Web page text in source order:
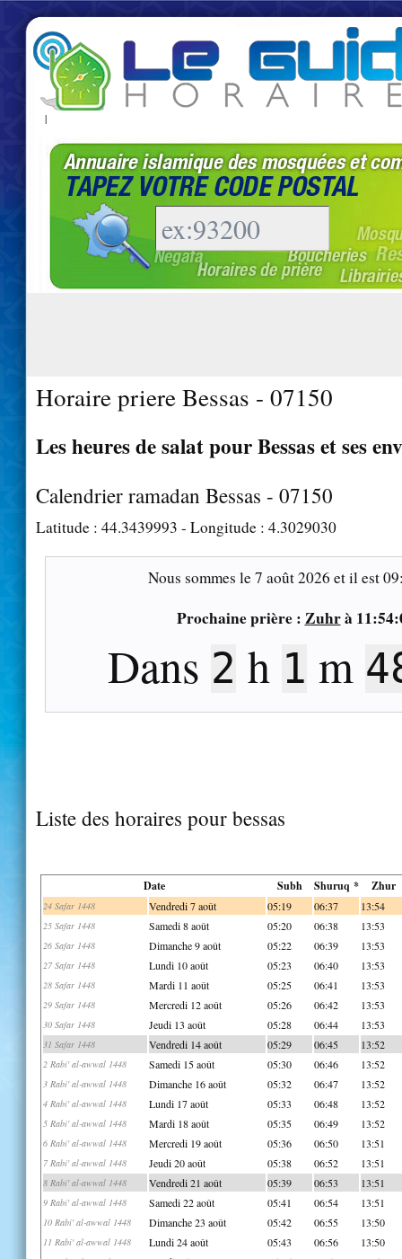
|
Horaire priere Bessas - 07150
Les heures de salat pour Bessas et ses
Calendrier ramadan Bessas - 07150
Latitude : 44.3439993 - Longitude : 4.3029030
Nous sommes le7 août 2026 et il est
Prochaine prière : Zuhrà
Dans 2 h 1 m
Liste des horaires pour bessas
Date Subh Shuruq * Zhur
24 Safar 1448 Vendredi 7 août 05:19 06:37 13:54
25 Safar 1448 Samedi 8 août 05:20 06:38 13:53
26 Safar 1448 Dimanche 9 août 05:22 06:39 13:53
27 Safar 1448 Lundi 10 août 05:23 06:40 13:53
28 Safar 1448 Mardi 11 août 05:25 06:41 13:53
29 Safar 1448 Mercredi 12 août 05:26 06:42 13:53
30 Safar 1448 Jeudi 13 août 05:28 06:44 13:53
31 Safar 1448 Vendredi 14 août 05:29 06:45 13:52
2 Rabi' al-awwal 1448 Samedi 15 août 05:30 06:46 13:52
3 Rabi' al-awwal 1448 Dimanche 16 août 05:32 06:47 13:52
4 Rabi' al-awwal 1448 Lundi 17 août 05:33 06:48 13:52
5 Rabi' al-awwal 1448 Mardi 18 août 05:35 06:49 13:52
6 Rabi' al-awwal 1448 Mercredi 19 août 05:36 06:50 13:51
7 Rabi' al-awwal 1448 Jeudi 20 août 05:38 06:52 13:51
8 Rabi' al-awwal 1448 Vendredi 21 août 05:39 06:53 13:51
9 Rabi' al-awwal 1448 Samedi 22 août 05:41 06:54 13:51
10 Rabi' al-awwal 1448 Dimanche 23 août 05:42 06:55 13:50
11 Rabi' al-awwal 1448 Lundi 24 août 05:43 06:56 13:50